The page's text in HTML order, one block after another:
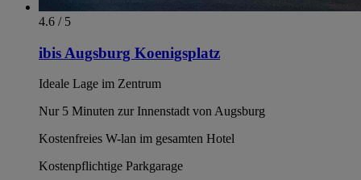
4.6 / 5
ibis Augsburg Koenigsplatz
Ideale Lage im Zentrum
Nur 5 Minuten zur Innenstadt von Augsburg
Kostenfreies W-lan im gesamten Hotel
Kostenpflichtige Parkgarage